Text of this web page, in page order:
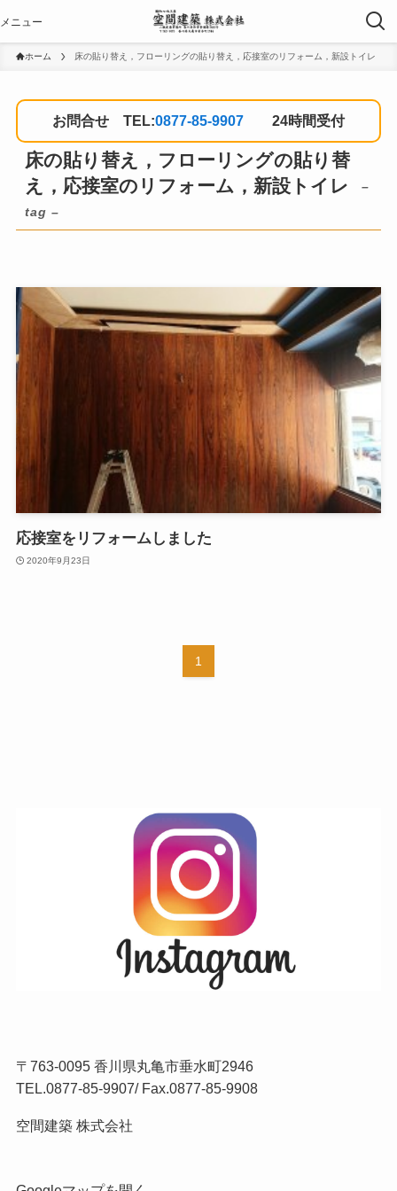
ホーム 床の貼り替え，フローリングの貼り替え，応接室のリフォーム，新設トイレ
お問合せ TEL:0877-85-9907 24時間受付
床の貼り替え，フローリングの貼り替
え，応接室のリフォーム，新設トイレ
–
tag –
応接室をリフォームしました
2020年9月23日
1
〒763-0095 香川県丸亀市垂水町2946
TEL.0877-85-9907/ Fax.0877-85-9908
空間建築 株式会社